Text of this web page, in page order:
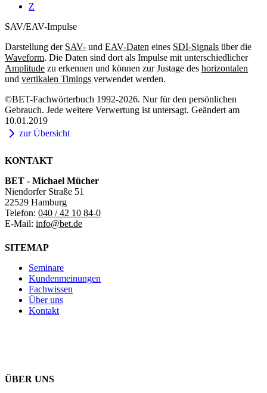
Z
SAV/EAV-Impulse
Darstellung der SAV- und EAV-Daten eines SDI-Signals über die
Waveform. Die Daten sind dort als Impulse mit unterschiedlicher
Amplitude zu erkennen und können zur Justage des horizontalen
und vertikalen Timings verwendet werden.
©BET-Fachwörterbuch 1992-2026. Nur für den persönlichen
Gebrauch. Jede weitere Verwertung ist untersagt. Geändert am
10.01.2019
zur Übersicht
KONTAKT
BET - Michael Mücher
Niendorfer Straße 51
22529 Hamburg
Telefon: 040 / 42 10 84-0
E-Mail: info@bet.de
SITEMAP
Seminare
Kundenmeinungen
Fachwissen
Über uns
Kontakt
ÜBER UNS